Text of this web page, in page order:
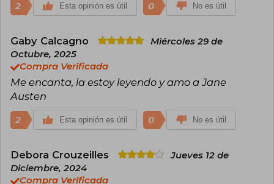
Sin embargo, la versión más fiel y perfecta que
hasta ahora se ha hecho del libro de Orgullo y
protagonizada por Colin Firth y Jennifer Ehle. El
interés que la obra de Jane Austen sigue
despertando hoy en día muestra la vigencia de
la literatura posterior. Su vida también ha sido
2 Esta opinión es útil 0 No es útil
Gaby Calcagno
Miércoles 29 de
Octubre, 2025
Compra Verificada
Me encanta, la estoy leyendo y amo a Jane
Austen
2 Esta opinión es útil 0 No es útil
Debora Crouzeilles
Jueves 12 de
Diciembre, 2024
Compra Verificada